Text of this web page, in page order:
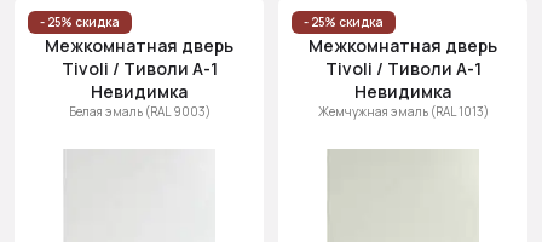
- 25% скидка
Межкомнатная дверь
Tivoli / Тиволи А-1
Невидимка
Белая эмаль (RAL 9003)
- 25% скидка
Межкомнатная дверь
Tivoli / Тиволи А-1
Невидимка
Жемчужная эмаль (RAL 1013)